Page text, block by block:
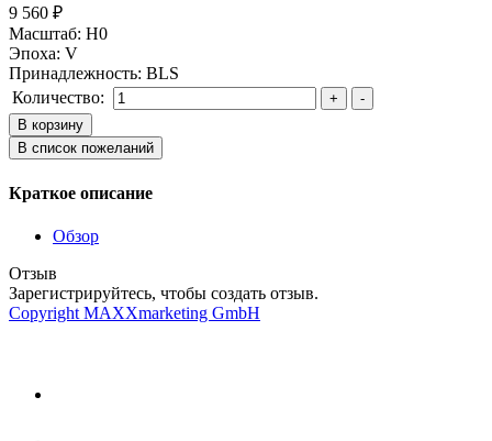
9 560 ₽
Масштаб: H0
Эпоха: V
Принадлежность: BLS
Количество:
Краткое описание
Обзор
Отзыв
Зарегистрируйтесь, чтобы создать отзыв.
Copyright MAXXmarketing GmbH